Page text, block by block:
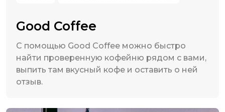
Good Coffee
С помощью Good Coffee можно быстро
найти проверенную кофейню рядом с вами,
выпить там вкусный кофе и оставить о ней
отзыв.